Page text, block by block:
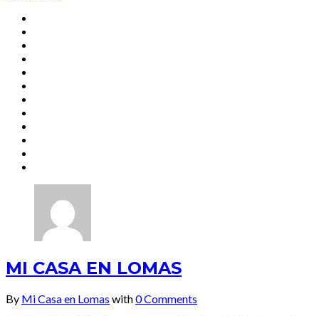
MI CASA EN LOMAS
By Mi Casa en Lomas with0 Comments